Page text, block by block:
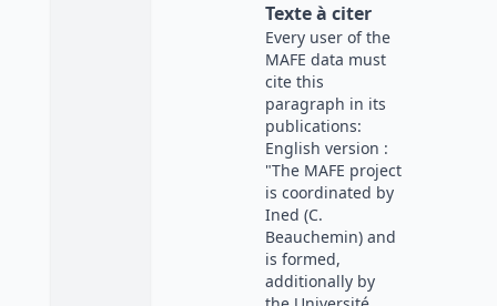
Texte à citer
Every user of the
MAFE data must
cite this
paragraph in its
publications:
English version :
"The MAFE project
is coordinated by
Ined (C.
Beauchemin) and
is formed,
additionally by